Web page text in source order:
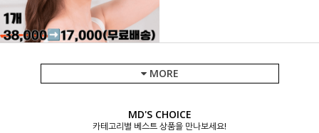
MORE
MD'S CHOICE
카테고리별 베스트 상품을 만나보세요!